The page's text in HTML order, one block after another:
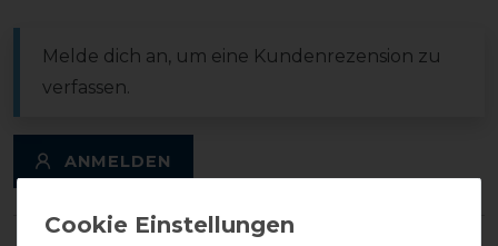
Melde dich an, um eine Kundenrezension zu
verfassen.
ANMELDEN